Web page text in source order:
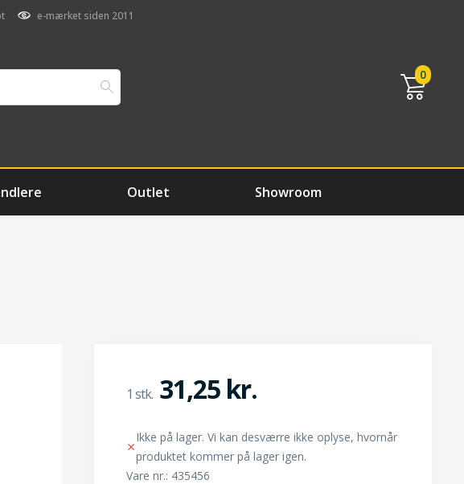
e-mærket siden 2011
0
Outlet Showroom
31,25 kr.
Ikke på lager. Vi kan desværre ikke oplyse, hvornår
produktet kommer på lager igen.
Vare nr.: 435456